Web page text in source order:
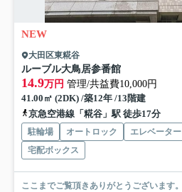
NEW
大田区東糀谷
ルーブル大鳥居参番館
14.9万円 管理/共益費10,000円
41.00㎡ (2DK) /築12年 /13階建
京急空港線「糀谷」駅 徒歩17分
駐輪場 オートロック エレベーター
宅配ボックス
ここまでご覧頂きありがとうございます。 お部屋探しの際には、皆さま